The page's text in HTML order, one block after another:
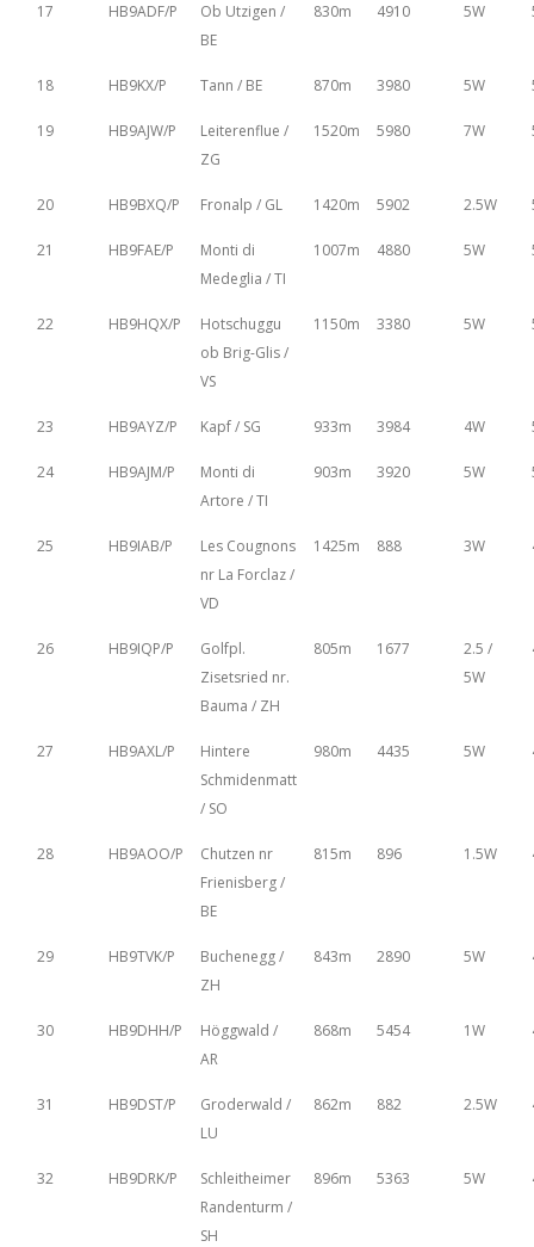
17 HB9ADF/P
Ob Utzigen /
BE
830m 4910 5W
18 HB9KX/P Tann / BE 870m 3980 5W
19 HB9AJW/P
Leiterenflue /
ZG
1520m 5980 7W
20 HB9BXQ/P Fronalp / GL 1420m 5902 2.5W
21 HB9FAE/P
Monti di
Medeglia / TI
1007m 4880 5W
22 HB9HQX/P
Hotschuggu
ob Brig-Glis /
VS
1150m 3380 5W
23 HB9AYZ/P Kapf / SG 933m 3984 4W
24 HB9AJM/P
Monti di
Artore / TI
903m 3920 5W
25 HB9IAB/P
Les Cougnons
nr La Forclaz /
VD
1425m 888 3W
26 HB9IQP/P
Golfpl.
Zisetsried nr.
Bauma / ZH
805m 1677
2.5 /
5W
27 HB9AXL/P
Hintere
Schmidenmatt
/ SO
980m 4435 5W
28 HB9AOO/P
Chutzen nr
Frienisberg /
BE
815m 896 1.5W
29 HB9TVK/P
Buchenegg /
ZH
843m 2890 5W
30 HB9DHH/P
Höggwald /
AR
868m 5454 1W
31 HB9DST/P
Groderwald /
LU
862m 882 2.5W
32 HB9DRK/P
Schleitheimer
Randenturm /
SH
896m 5363 5W